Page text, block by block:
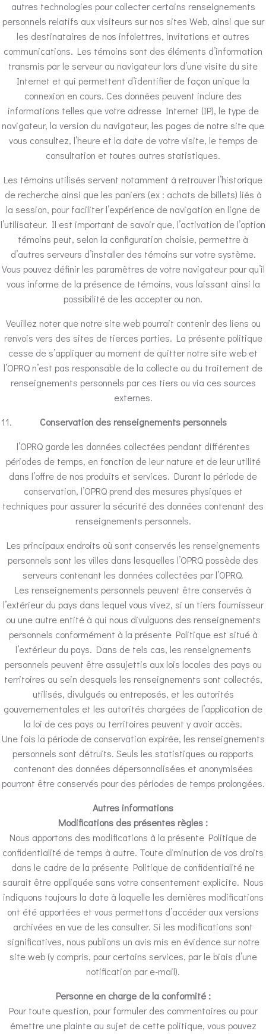
autres technologies pour collecter certains renseignements
personnels relatifs aux visiteurs sur nos sites Web, ainsi que sur
les destinataires de nos infolettres, invitations et autres
communications. Les témoins sont des éléments d’information
transmis par le serveur au navigateur lors d’une visite du site
Internet et qui permettent d’identifier de façon unique la
connexion en cours. Ces données peuvent inclure des
informations telles que votre adresse Internet (IP), le type de
navigateur, la version du navigateur, les pages de notre site que
vous consultez, l’heure et la date de votre visite, le temps de
consultation et toutes autres statistiques.
Les témoins utilisés servent notamment à retrouver l’historique
de recherche ainsi que les paniers (ex : achats de billets) liés à
la session, pour faciliter l’expérience de navigation en ligne de
l’utilisateur. Il est important de savoir que, l’activation de l’option
témoins peut, selon la configuration choisie, permettre à
d’autres serveurs d’installer des témoins sur votre système.
Vous pouvez définir les paramètres de votre navigateur pour qu’il
vous informe de la présence de témoins, vous laissant ainsi la
possibilité de les accepter ou non.
Veuillez noter que notre site web pourrait contenir des liens ou
renvois vers des sites de tierces parties. La présente politique
cesse de s’appliquer au moment de quitter notre site web et
l’OPRQ n’est pas responsable de la collecte ou du traitement de
renseignements personnels par ces tiers ou via ces sources
externes.
Conservation des renseignements personnels
l’OPRQ garde les données collectées pendant différentes
périodes de temps, en fonction de leur nature et de leur utilité
dans l’offre de nos produits et services. Durant la période de
conservation, l’OPRQ prend des mesures physiques et
techniques pour assurer la sécurité des données contenant des
renseignements personnels.
Les principaux endroits où sont conservés les renseignements
personnels sont les villes dans lesquelles l’OPRQ possède des
serveurs contenant les données collectées par l’OPRQ.
Les renseignements personnels peuvent être conservés à
l’extérieur du pays dans lequel vous vivez, si un tiers fournisseur
ou une autre entité à qui nous divulguons des renseignements
personnels conformément à la présente Politique est situé à
l’extérieur du pays. Dans de tels cas, les renseignements
personnels peuvent être assujettis aux lois locales des pays ou
territoires au sein desquels les renseignements sont collectés,
utilisés, divulgués ou entreposés, et les autorités
gouvernementales et les autorités chargées de l’application de
la loi de ces pays ou territoires peuvent y avoir accès.
Une fois la période de conservation expirée, les renseignements
personnels sont détruits. Seuls les statistiques ou rapports
contenant des données dépersonnalisées et anonymisées
pourront être conservés pour des périodes de temps prolongées.
Autres informations
Modifications des présentes règles :
Nous apportons des modifications à la présente Politique de
confidentialité de temps à autre. Toute diminution de vos droits
dans le cadre de la présente Politique de confidentialité ne
saurait être appliquée sans votre consentement explicite. Nous
indiquons toujours la date à laquelle les dernières modifications
ont été apportées et vous permettons d’accéder aux versions
archivées en vue de les consulter. Si les modifications sont
significatives, nous publions un avis mis en évidence sur notre
site web (y compris, pour certains services, par le biais d’une
notification par e-mail).
Personne en charge de la conformité :
Pour toute question, pour formuler des commentaires ou pour
émettre une plainte au sujet de cette politique, vous pouvez